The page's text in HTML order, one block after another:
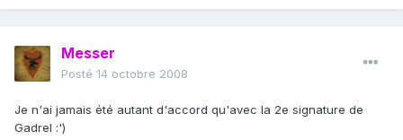
Messer
Posté 14 octobre 2008
Je n'ai jamais été autant d'accord qu'avec la 2e signature de
Gadrel :')